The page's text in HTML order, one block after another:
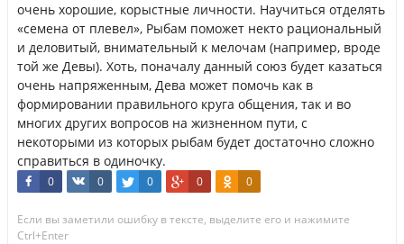
очень хорошие, корыстные личности. Научиться отделять
«семена от плевел», Рыбам поможет некто рациональный
и деловитый, внимательный к мелочам (например, вроде
той же Девы). Хоть, поначалу данный союз будет казаться
очень напряженным, Дева может помочь как в
формировании правильного круга общения, так и во
многих других вопросов на жизненном пути, с
некоторыми из которых рыбам будет достаточно сложно
справиться в одиночку.
0 0 0 0 0
Если вы заметили ошибку в тексте, выделите его и нажимите
Ctrl+Enter